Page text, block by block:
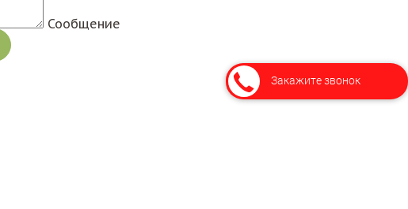
Сообщение
Закажите звонок